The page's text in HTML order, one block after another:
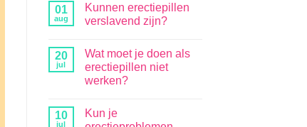
01
aug
Kunnen erectiepillen
verslavend zijn?
20
jul
Wat moet je doen als
erectiepillen niet
werken?
10
jul
Kun je